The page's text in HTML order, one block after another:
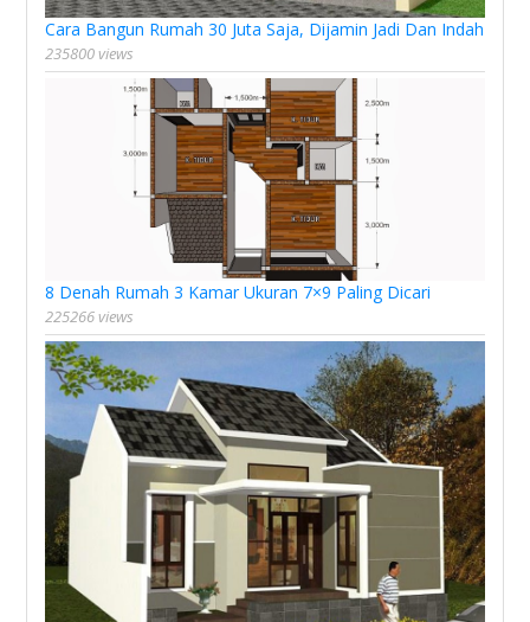
Cara Bangun Rumah 30 Juta Saja, Dijamin Jadi Dan Indah
235800 views
8 Denah Rumah 3 Kamar Ukuran 7×9 Paling Dicari
225266 views